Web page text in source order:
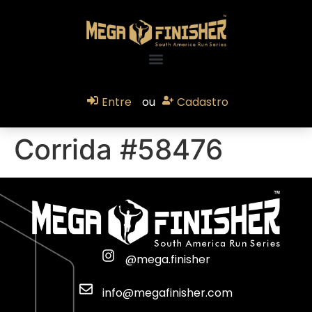
Entre ou Cadastro
Corrida #58476
@mega.finisher
info@megafinisher.com